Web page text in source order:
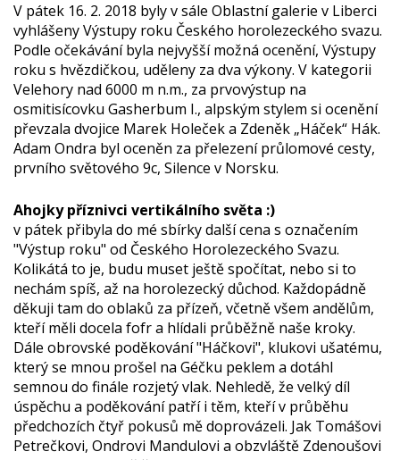
V pátek 16. 2. 2018 byly v sále Oblastní galerie v Liberci
vyhlášeny Výstupy roku Českého horolezeckého svazu.
Podle očekávání byla nejvyšší možná ocenění, Výstupy
roku s hvězdičkou, uděleny za dva výkony. V kategorii
Velehory nad 6000 m n.m., za prvovýstup na
osmitisícovku Gasherbum I., alpským stylem si ocenění
převzala dvojice Marek Holeček a Zdeněk „Háček“ Hák.
Adam Ondra byl oceněn za přelezení průlomové cesty,
prvního světového 9c, Silence v Norsku.
Ahojky příznivci vertikálního světa :)
v pátek přibyla do mé sbírky další cena s označením
"Výstup roku" od Českého Horolezeckého Svazu.
Kolikátá to je, budu muset ještě spočítat, nebo si to
nechám spíš, až na horolezecký důchod. Každopádně
děkuji tam do oblaků za přízeň, včetně všem andělům,
kteří měli docela fofr a hlídali průběžně naše kroky.
Dále obrovské poděkování "Háčkovi", klukovi ušatému,
který se mnou prošel na Géčku peklem a dotáhl
semnou do finále rozjetý vlak. Nehledě, že velký díl
úspěchu a poděkování patří i těm, kteří v průběhu
předchozích čtyř pokusů mě doprovázeli. Jak Tomášovi
Petrečkovi, Ondrovi Mandulovi a obzvláště Zdenoušovi